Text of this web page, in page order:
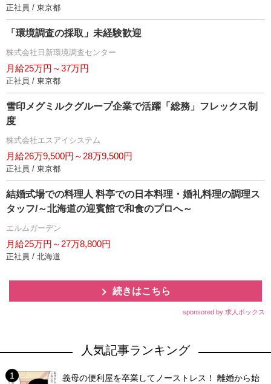
正社員 / 東京都
「環境調査の採取」未経験歓迎
株式会社日新環境調査センター
月給25万円～37万円
正社員 / 東京都
雪印メグミルクグループ企業で活躍「総務」フレックス制
度
株式会社エスアイシステム
月給26万9,500円～28万9,500円
正社員 / 東京都
結婚式場での料理人 料亭での日本料理・婚礼料理の調理ス
タッフ/～北海道の迎賓館で和食のプロへ～
エルムガーデン
月給25万円～27万8,800円
正社員 / 北海道
続きはこちら
sponsored by 求人ボックス
人気記事ランキング
義母の便利屋を卒業してノーストレス！ 離婚から始